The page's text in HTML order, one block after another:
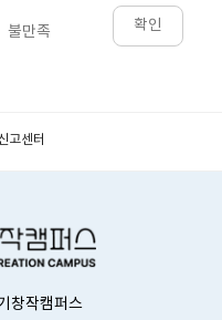
불만족 확인
고센터
창작캠퍼스